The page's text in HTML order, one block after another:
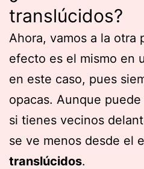
translúcidos?
Ahora, vamos a la otra
efecto es el mismo en
en este caso, pues
opacas. Aunque
si tienes vecinos
se ve menos desde el
translúcidos.